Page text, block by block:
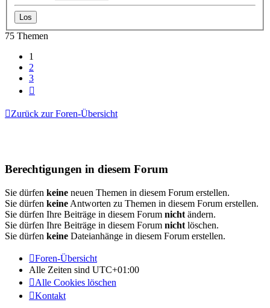
75 Themen
1
2
3
Zurück zur Foren-Übersicht
Berechtigungen in diesem Forum
Sie dürfen keine neuen Themen in diesem Forum erstellen.
Sie dürfen keine Antworten zu Themen in diesem Forum erstellen.
Sie dürfen Ihre Beiträge in diesem Forum nicht ändern.
Sie dürfen Ihre Beiträge in diesem Forum nicht löschen.
Sie dürfen keine Dateianhänge in diesem Forum erstellen.
Foren-Übersicht
Alle Zeiten sind UTC+01:00
Alle Cookies löschen
Kontakt